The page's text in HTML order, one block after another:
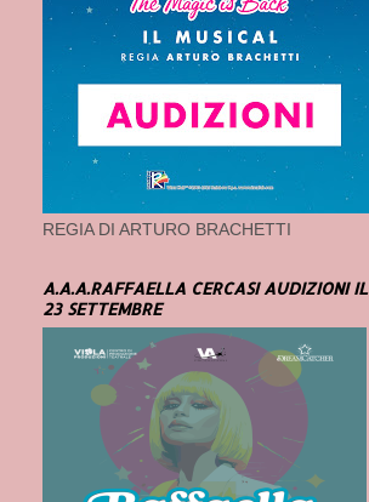
REGIA DI ARTURO BRACHETTI
A.A.A.RAFFAELLA CERCASI AUDIZIONI IL
23 SETTEMBRE